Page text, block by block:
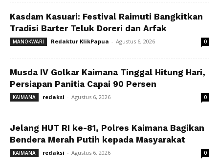
Kasdam Kasuari: Festival Raimuti Bangkitkan
Tradisi Barter Teluk Doreri dan Arfak
MANOKWARI Redaktur KlikPapua - Agustus 6, 2026 0
Musda IV Golkar Kaimana Tinggal Hitung Hari,
Persiapan Panitia Capai 90 Persen
KAIMANA redaksi - Agustus 6, 2026 0
Jelang HUT RI ke-81, Polres Kaimana Bagikan
Bendera Merah Putih kepada Masyarakat
KAIMANA redaksi - Agustus 6, 2026 0